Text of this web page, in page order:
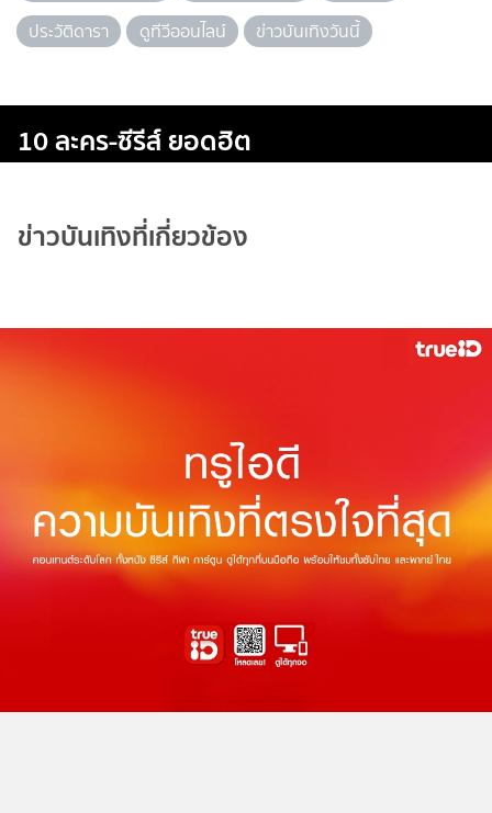
ประวัติดารา
ดูทีวีออนไลน์ ข่าวบันเทิงวันนี้
10 ละคร-ซีรีส์ ยอดฮิต
ข่าวบันเทิงที่เกี่ยวข้อง